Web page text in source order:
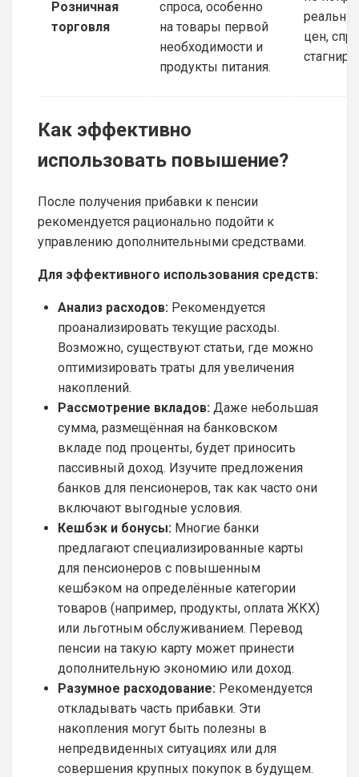
Розничная
торговля
спроса, особенно
на товары первой
необходимости и
продукты питания.
цен,
Как эффективно
использовать повышение?
После получения прибавки к пенсии
рекомендуется рационально подойти к
управлению дополнительными средствами.
Для эффективного использования средств:
Анализ расходов: Рекомендуется
проанализировать текущие расходы.
Возможно, существуют статьи, где можно
оптимизировать траты для увеличения
накоплений.
Рассмотрение вкладов: Даже небольшая
сумма, размещённая на банковском
вкладе под проценты, будет приносить
пассивный доход. Изучите предложения
банков для пенсионеров, так как часто они
включают выгодные условия.
Кешбэк и бонусы: Многие банки
предлагают специализированные карты
для пенсионеров с повышенным
кешбэком на определённые категории
товаров (например, продукты, оплата ЖКХ)
или льготным обслуживанием. Перевод
пенсии на такую карту может принести
дополнительную экономию или доход.
Разумное расходование: Рекомендуется
откладывать часть прибавки. Эти
накопления могут быть полезны в
непредвиденных ситуациях или для
совершения крупных покупок в будущем.